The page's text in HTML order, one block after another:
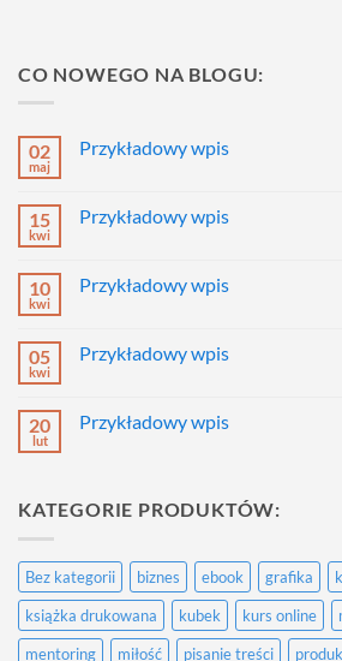
CO NOWEGO NA BLOGU:
02
maj
Przykładowy wpis
Przykładowy
15
kwi
Przykładowy wpis
Przykładowy
10
kwi
Przykładowy wpis
Przykładowy
05
kwi
Przykładowy wpis
Przykładowy
20
lut
Przykładowy wpis
wpis
KATEGORIE PRODUKTÓW:
Bez kategorii biznes ebook grafika
książka drukowana
kubek kurs online
mentoring
miłość pisanie treści